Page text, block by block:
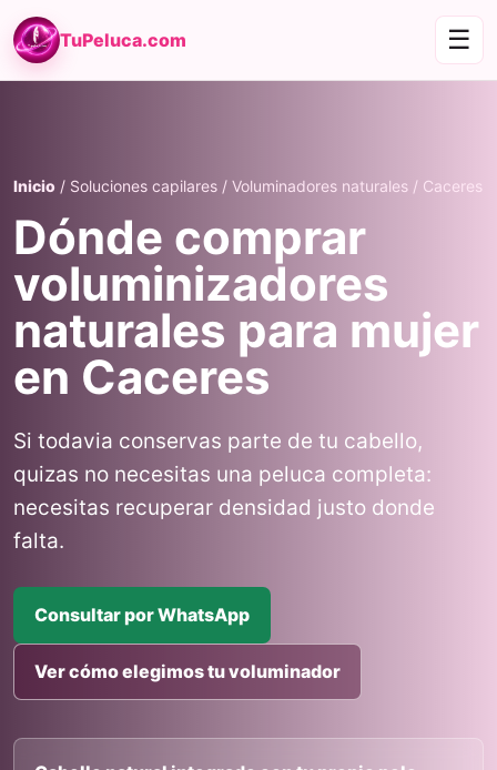
TuPeluca.com ☰
Inicio / Soluciones capilares / Voluminadores naturales / Caceres
Dónde comprar
voluminizadores
naturales para mujer
en Caceres
Si todavia conservas parte de tu cabello,
quizas no necesitas una peluca completa:
necesitas recuperar densidad justo donde
falta.
Consultar por WhatsApp
Ver cómo elegimos tu voluminador